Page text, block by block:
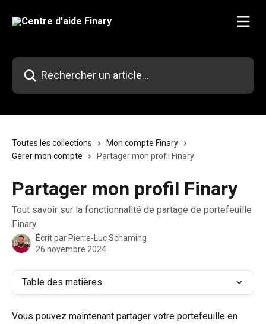
Rechercher un article...
Toutes les collections
Mon compte Finary
Gérer mon compte
Partager mon profil Finary
Partager mon profil Finary
Tout savoir sur la fonctionnalité de partage de portefeuille
Finary
Écrit par Pierre-Luc Schaming
26 novembre 2024
Table des matières
Vous pouvez maintenant partager votre portefeuille en